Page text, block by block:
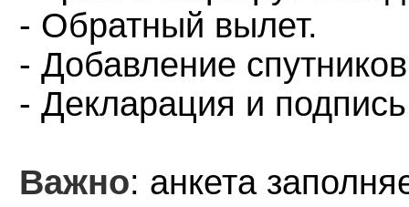
- Обратный вылет.
- Добавление
- Декларация и
Важно: анкета